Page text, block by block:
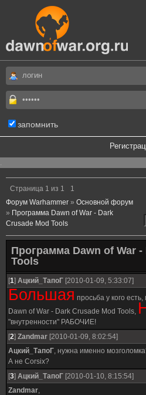
запомнить
.
Страница 1 из 1
1
Форум Warhammer » Основной форум
» Программа Dawn of War - Dark
Crusade Mod Tools
Программа Dawn of War -
Tools
[1] Ацкий_ТапоГ [2010-01-09, 5:33:07]
Большая просьба у кого
Dawn of War - Dark Crusade Mod Tools,
"внутренности" РАБОЧИЕ!
[2] Zandmar [2010-01-09, 8:02:54]
Ацкий_ТапоГ, нужна именно
А не Corsix?
[3] Ацкий_ТапоГ [2010-01-10, 8:15:54]
Zandmar,